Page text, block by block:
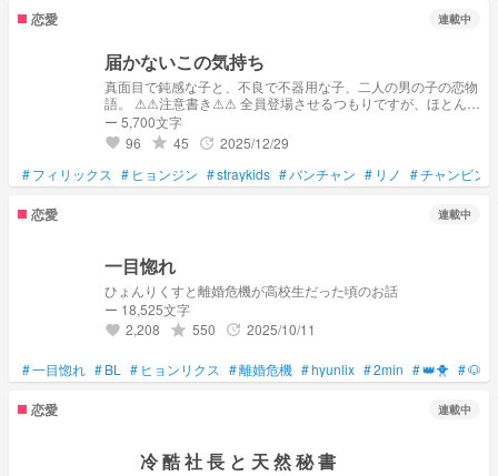
恋愛 連載中
届かないこの気持ち
真面目で鈍感な子と、不良で不器用な子、二人の男の子の恋物
語。 ⚠⚠注意書き⚠⚠ 全員登場させるつもりですが、ほとんど
がひょんりくすか、でんにゃんか、にゃんにゃんか、はにぴり
です…… 偏らないように努力しますが、どうしても上記のケ
ミが多いです🙌🏻🙌🏻 お話ではないことも話すので、そこん
とこよろしくお願いします👀👀👀👀
ー 5,700文字
favorite 96 grade 45 update 2025/12/29
#フィリックス # ヒョンジン #straykids #バンチャン # リノ #チャンビン
恋愛 連載中
一目惚れ
ひょんりくすと離婚危機が高校生だった頃のお話
ー 18,525文字
favorite 2,208 grade 550 update 2025/10/11
#一目惚れ #BL # ヒョンリクス #離婚危機 #hyunlix #2min #👑🐥 #🐶🐰
恋愛 連載中
冷 酷 社 長 と 天 然 秘 書